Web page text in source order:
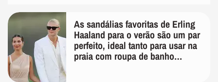
As sandálias favoritas de Erling
Haaland para o verão são um par
perfeito, ideal tanto para usar na
praia com roupa de banho